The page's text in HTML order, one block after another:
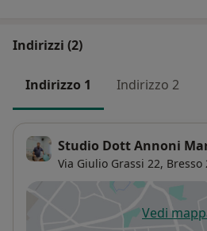
Indirizzi (2)
Indirizzo 1 Indirizzo 2
Studio Dott Annoni
Via Giulio Grassi 22, Bresso
Vedi si